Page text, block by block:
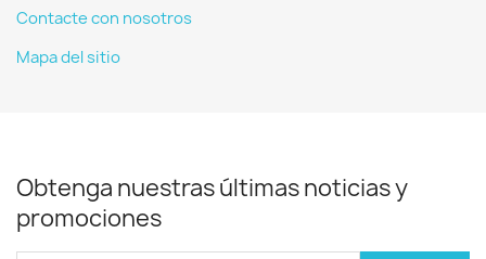
Contacte con nosotros
Mapa del sitio
Obtenga nuestras últimas noticias y
promociones